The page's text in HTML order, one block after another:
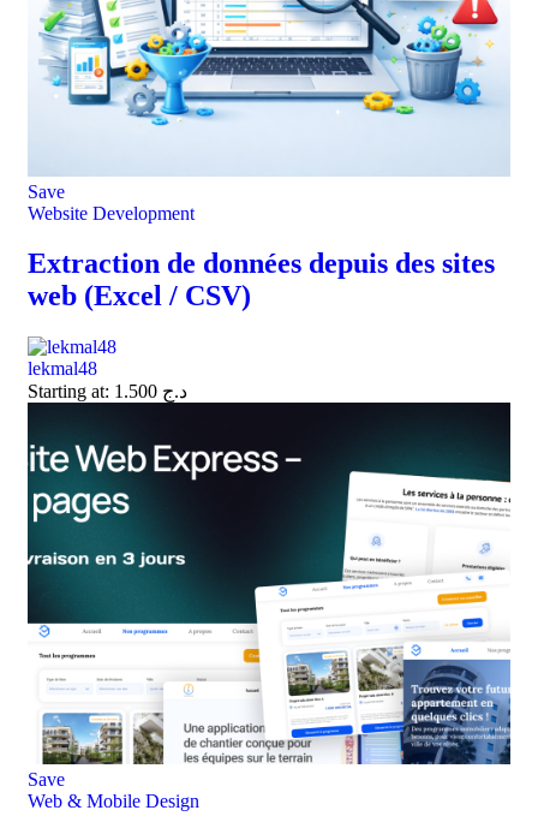
Save
Website Development
Extraction de données depuis des sites
web (Excel / CSV)
lekmal48
Starting at:
د.ج 1.500
Save
Web & Mobile Design